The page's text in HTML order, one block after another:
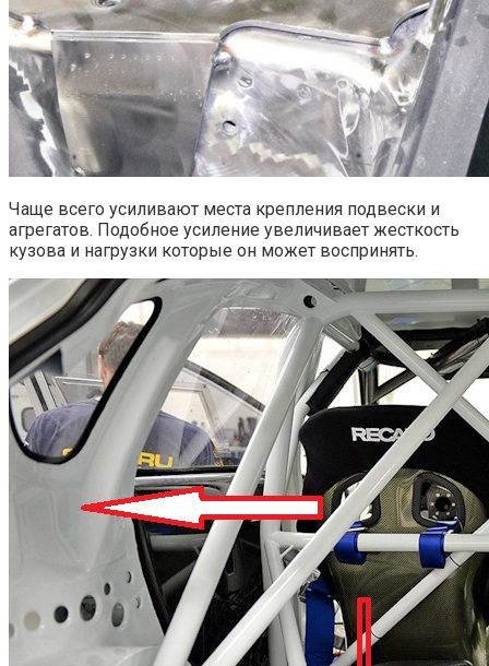
Чаще всего усиливают места крепления подвески и
агрегатов. Подобное усиление увеличивает жесткость
кузова и нагрузки которые он может воспринять.